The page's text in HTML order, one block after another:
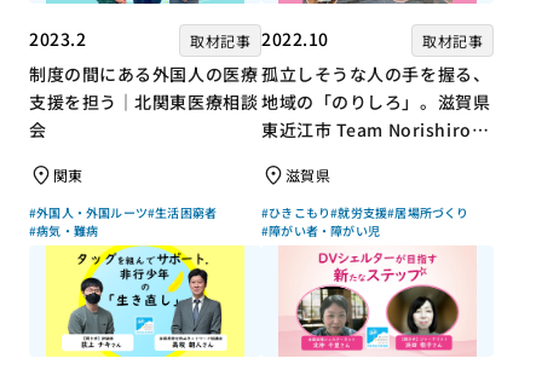
2023.2 取材記事
制度の間にある外国人の医療
支援を担う｜北関東医療相談
会
関東
#外国人・外国ルーツ#生活困窮者
#病気・難病
2022.10 取材記事
孤立しそうな人の手を握る、
地域の「のりしろ」。滋賀県
東近江市 Team Norishiroの
滋賀県
#ひきこもり#就労支援#居場所づくり
#障がい者・障がい児